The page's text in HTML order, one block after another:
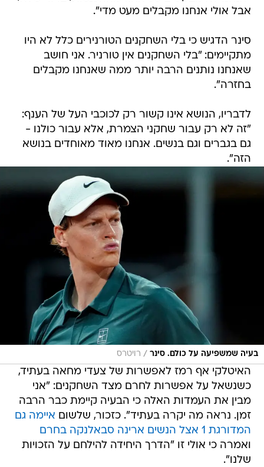
אבל אולי אנחנו מקבלים מעט מדי".
סינר הדגיש כי בלי השחקנים הטורנירים כלל לא היו
מתקיימים: "בלי השחקנים אין טורניר. אני חושב
שאנחנו נותנים הרבה יותר ממה שאנחנו מקבלים
בחזרה".
לדבריו, הנושא אינו קשור רק לכוכבי העל של הענף:
"זה לא רק עבור שחקני הצמרת, אלא עבור כולנו -
גם בגברים וגם בנשים. אנחנו מאוד מאוחדים בנושא
הזה".
בעיה שמשפיעה על כולם. סינר / רויטרס
האיטלקי אף רמז לאפשרות של צעדי מחאה בעתיד,
כשנשאל על אפשרות לחרם מצד השחקנים: "אני
מבין את העמדות האלה כי הבעיה קיימת כבר הרבה
זמן. נראה מה יקרה בעתיד". כזכור, שלשום איימה גם
המדורגת 1 אצל הנשים ארינה סבאלנקה בחרם
ואמרה כי אולי זו "הדרך היחידה להילחם על הזכויות
שלנו".